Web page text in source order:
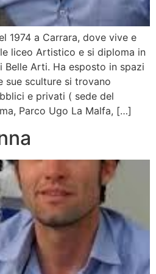
1974 a Carrara, dove vive e
liceo Artistico e si diploma in
Belle Arti. Ha esposto in spazi
sue sculture si trovano
e privati ( sede del
Parco Ugo La Malfa, […]